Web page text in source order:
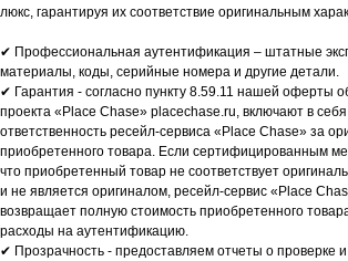
люкс, гарантируя их соответствие оригинальным
✔ Профессиональная аутентификация – штатные
материалы, коды, серийные номера и другие детали.
✔ Гарантия - согласно пункту 8.59.11 нашей оферты
проекта «Place Chase» placechase.ru, включают в
ответственность ресейл-сервиса «Place Chase» за
приобретенного товара. Если сертифицированным
что приобретенный товар не соответствует
и не является оригиналом, ресейл-сервис «Place
возвращает полную стоимость приобретенного
расходы на аутентификацию.
✔ Прозрачность - предоставляем отчеты о проверке